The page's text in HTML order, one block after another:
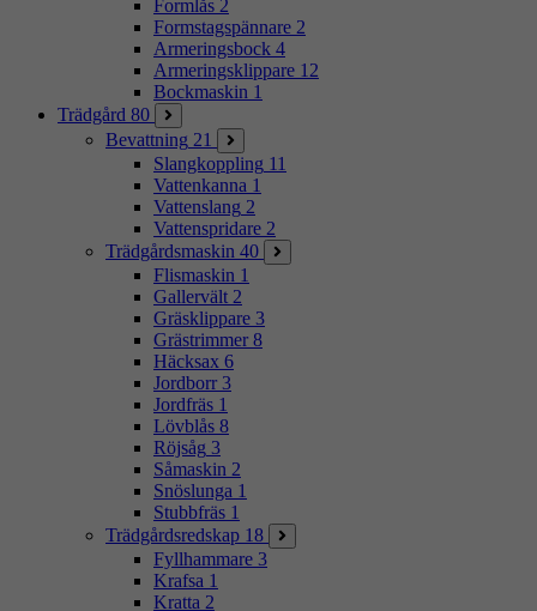
Formlås 2
Formstagspännare 2
Armeringsbock 4
Armeringsklippare 12
Bockmaskin 1
Trädgård 80
Bevattning 21
Slangkoppling 11
Vattenkanna 1
Vattenslang 2
Vattenspridare 2
Trädgårdsmaskin 40
Flismaskin 1
Gallervält 2
Gräsklippare 3
Grästrimmer 8
Häcksax 6
Jordborr 3
Jordfräs 1
Lövblås 8
Röjsåg 3
Såmaskin 2
Snöslunga 1
Stubbfräs 1
Trädgårdsredskap 18
Fyllhammare 3
Krafsa 1
Kratta 2